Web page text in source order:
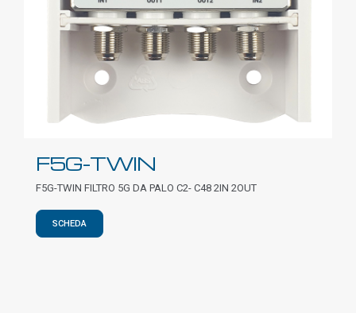
F5G-TWIN
F5G-TWIN FILTRO 5G DA PALO C2- C48 2IN 2OUT
SCHEDA